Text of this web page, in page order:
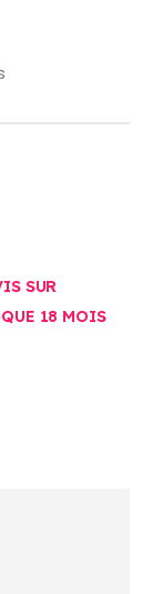
SUR
18 MOIS